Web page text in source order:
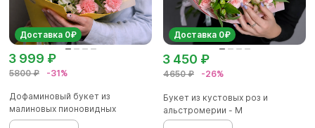
Доставка 0₽
5800 ₽ -31%
3 999 ₽
Дофаминовый букет из
малиновых пионовидных
кустовых роз...
Доставка 0₽
4650 ₽ -26%
3 450 ₽
Букет из кустовых роз и
альстромерии - М